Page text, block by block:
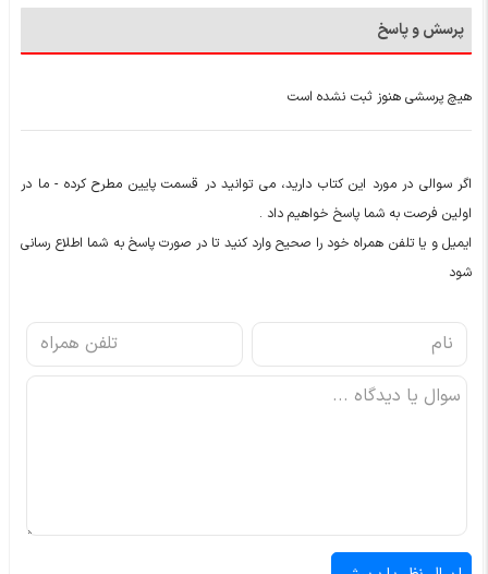
پرسش و پاسخ
هیچ پرسشی هنوز ثبت نشده است
اگر سوالی در مورد این کتاب دارید، می توانید در قسمت پایین مطرح کرده - ما در
اولین فرصت به شما پاسخ خواهیم داد .
ایمیل و یا تلفن همراه خود را صحیح وارد کنید تا در صورت پاسخ به شما اطلاع رسانی
شود